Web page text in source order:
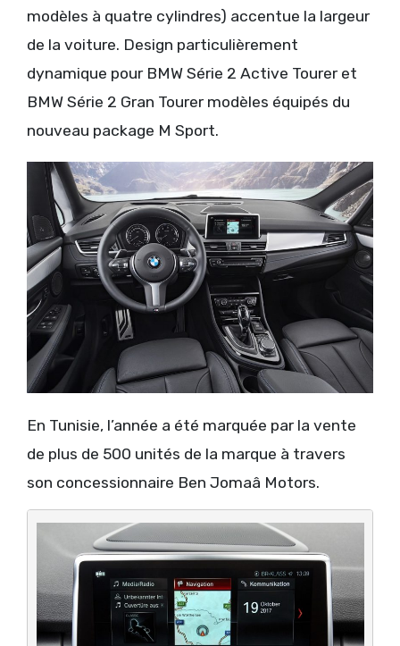
modèles à quatre cylindres) accentue la largeur
de la voiture. Design particulièrement
dynamique pour BMW Série 2 Active Tourer et
BMW Série 2 Gran Tourer modèles équipés du
nouveau package M Sport.
En Tunisie, l’année a été marquée par la vente
de plus de 500 unités de la marque à travers
son concessionnaire Ben Jomaâ Motors.